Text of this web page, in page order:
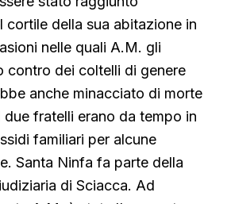
cortile della sua abitazione in
nelle quali A.M. gli
contro dei coltelli di genere
anche minacciato di morte
fratelli erano da tempo in
familiari per alcune
Santa Ninfa fa parte della
di Sciacca. Ad